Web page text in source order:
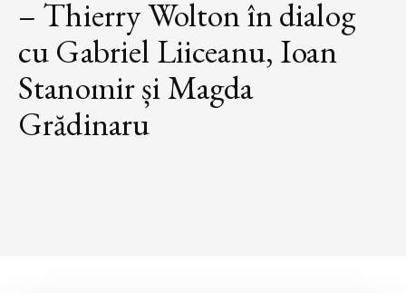
– Thierry Wolton în dialog
cu Gabriel Liiceanu, Ioan
Stanomir și Magda
Grădinaru